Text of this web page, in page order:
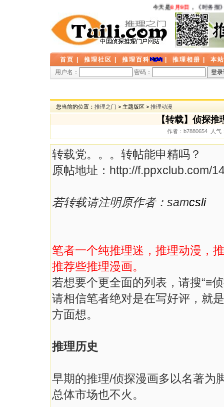
今天是8月9日， 《时务报》
首页 推理社区 推理百科 推理相册
本
用户名：
密码：
您当前的位置： 推理之门 > 主题版区 > 推理动漫
【转载】侦探
作者：b7880654 人气
转载党。。。转帖能申精吗？
原帖地址：http://f.ppxclub.com/
若转载请注明原作者：samcsli
笔者一个纯推理迷，推理动漫，
推荐些推理漫画。
若想要个更全面的列表，请搜“≡
请相信笔者绝对是在写好评，就
方面想。
推理历史
早期的推理/侦探漫画多以名著为
总体市场也不火。